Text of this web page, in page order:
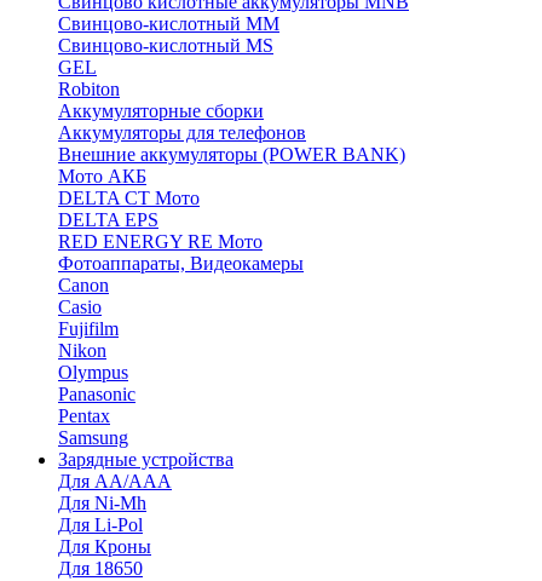
Cвинцово-кислотный MM
Cвинцово-кислотный MS
GEL
Robiton
Аккумуляторные сборки
Аккумуляторы для телефонов
Внешние аккумуляторы (POWER BANK)
Мото АКБ
DELTA CT Мото
DELTA EPS
RED ENERGY RE Мото
Фотоаппараты, Видеокамеры
Canon
Casio
Fujifilm
Nikon
Olympus
Panasonic
Pentax
Samsung
Зарядные устройства
Для AA/AAA
Для Ni-Mh
Для Li-Pol
Для Кроны
Для 18650